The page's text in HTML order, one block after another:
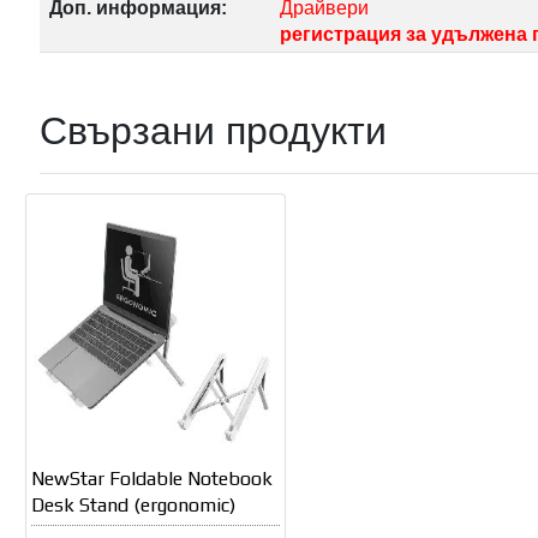
Доп. информация:
Драйвери
регистрация за удължена
Свързани продукти
NewStar Foldable Notebook
Desk Stand (ergonomic)